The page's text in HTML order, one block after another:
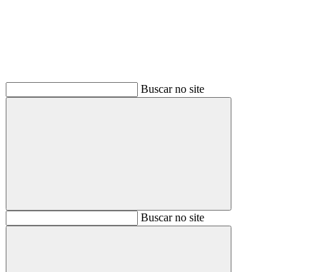
Buscar no site
BuscarBuscar no site